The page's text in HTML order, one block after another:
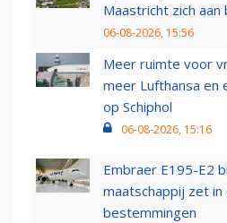
Maastricht zich aan
06-08-2026, 15:56
Meer ruimte voor
meer Lufthansa en
op Schiphol
06-08-2026, 15:16
Embraer E195-E2
maatschappij zet in
bestemmingen